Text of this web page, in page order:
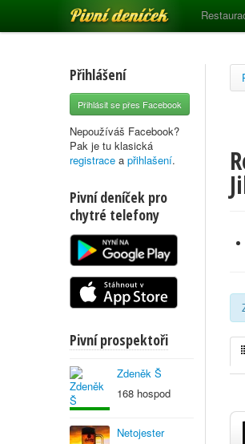
Pivní deníček
Přihlášení
Přihlásit se přes Facebook
Nepoužíváš Facebook?
Pak je tu klasická
registrace a přihlašení.
Pivní deníček pro
chytré telefony
Pivní prospektoři
Zdeněk Š
168 hospod
Netojester